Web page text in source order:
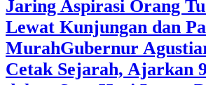
Jaring Aspirasi Orang
Lewat Kunjungan dan
MurahGubernur
Cetak Sejarah, Ajarkan